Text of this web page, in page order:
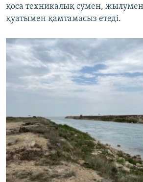
қоса техникалық сумен,
қуатымен қамтамасыз етеді.